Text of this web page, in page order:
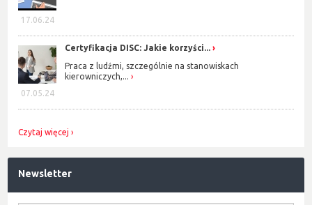
17.06.24
07.05.24
Certyfikacja DISC: Jakie korzyści...
Praca z ludźmi, szczególnie na stanowiskach
kierowniczych,...
Czytaj więcej
Newsletter